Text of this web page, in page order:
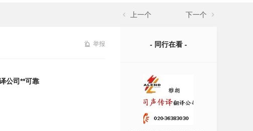
上一个 下一个
举报
公司**可靠
- 同行在看 -